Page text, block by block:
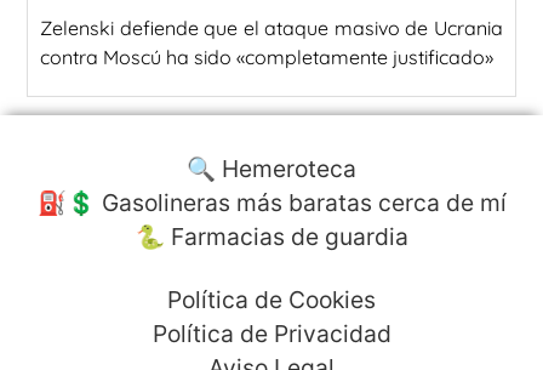
Zelenski defiende que el ataque masivo de Ucrania
contra Moscú ha sido «completamente justificado»
🔍 Hemeroteca
⛽️💲 Gasolineras más baratas cerca de mí
🐍 Farmacias de guardia
Política de Cookies
Política de Privacidad